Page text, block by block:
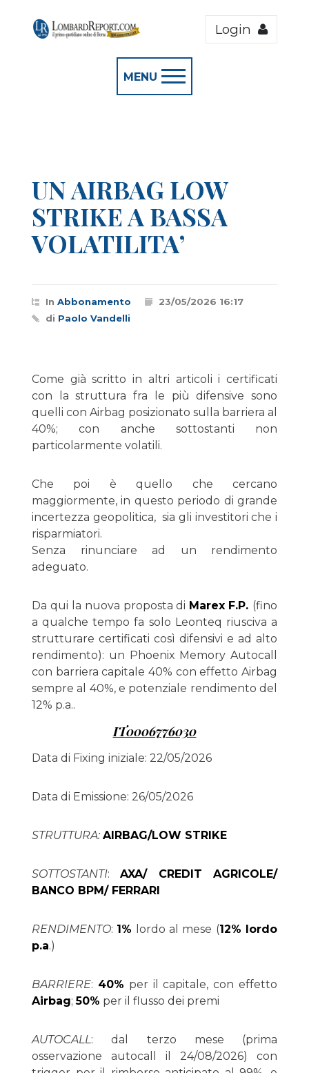
Login
MENU
UN AIRBAG LOW
STRIKE A BASSA
VOLATILITA’
In Abbonamento
23/05/2026 16:17
di Paolo Vandelli
Come già scritto in altri articoli i certificati
con la struttura fra le più difensive sono
quelli con Airbag posizionato sulla barriera al
40%; con anche sottostanti non
particolarmente volatili.
Che poi è quello che cercano
maggiormente, in questo periodo di grande
incertezza geopolitica, sia gli investitori che i
risparmiatori.
Senza rinunciare ad un rendimento
adeguato.
Da qui la nuova proposta di Marex F.P. (fino
a qualche tempo fa solo Leonteq riusciva a
strutturare certificati così difensivi e ad alto
rendimento): un Phoenix Memory Autocall
con barriera capitale 40% con effetto Airbag
sempre al 40%, e potenziale rendimento del
12% p.a..
IT0006776030
Data di Fixing iniziale: 22/05/2026
Data di Emissione: 26/05/2026
STRUTTURA: AIRBAG/LOW STRIKE
SOTTOSTANTI:AXA/ CREDIT AGRICOLE/
BANCO BPM/ FERRARI
RENDIMENTO: 1% lordo al mese (12% lordo
p.a.)
BARRIERE: 40% per il capitale, con effetto
Airbag;50% per il flusso dei premi
AUTOCALL: dal terzo mese (prima
osservazione autocall il 24/08/2026) con